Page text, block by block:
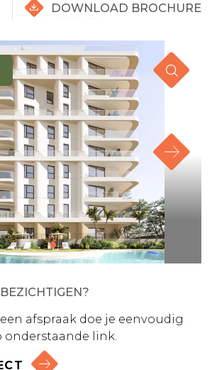
DOWNLOAD BROCHURE
afspraak doe je eenvoudig
link.